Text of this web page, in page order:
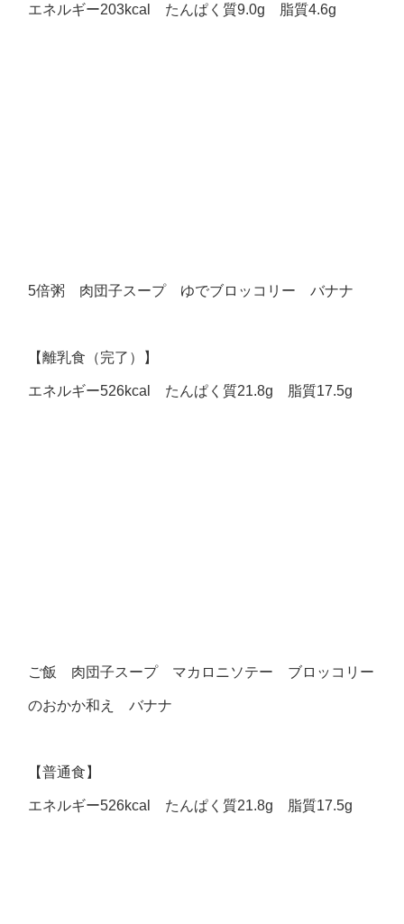
エネルギー203kcal たんぱく質9.0g 脂質4.6g
5倍粥 肉団子スープ ゆでブロッコリー バナナ
【離乳食（完了）】
エネルギー526kcal たんぱく質21.8g 脂質17.5g
ご飯 肉団子スープ マカロニソテー ブロッコリー
のおかか和え バナナ
【普通食】
エネルギー526kcal たんぱく質21.8g 脂質17.5g